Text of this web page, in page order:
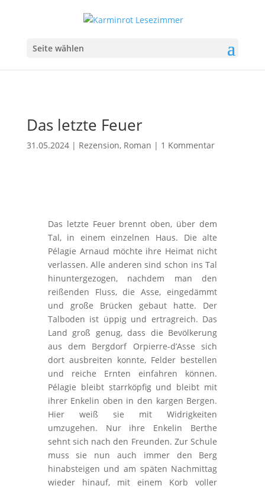
Seite wählen
Das letzte Feuer
31.05.2024| Rezension, Roman | 1 Kommentar
Das letzte Feuer brennt oben, über dem
Tal, in einem einzelnen Haus. Die alte
Pélagie Arnaud möchte ihre Heimat nicht
verlassen. Alle anderen sind schon ins Tal
hinuntergezogen, nachdem man den
reißenden Fluss, die Asse, eingedämmt
und große Brücken gebaut hatte. Der
Talboden ist üppig und ertragreich. Das
Land groß genug, dass die Bevölkerung
aus dem Bergdorf Orpierre-d’Asse sich
dort ausbreiten konnte, Felder bestellen
und reiche Ernten einfahren können.
Pélagie bleibt starrköpfig und bleibt mit
ihrer Enkelin oben in den kargen Bergen.
Hier weiß sie mit Widrigkeiten
umzugehen. Nur ihre Enkelin Berthe
sehnt sich nach den Freunden. Zur Schule
muss sie nun auch immer den Berg
hinabsteigen und am späten Nachmittag
wieder hinauf, mit einem Korb voller